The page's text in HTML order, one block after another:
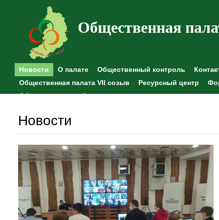
Общественная
Новости О палате Общественный контроль
Общественная палата VII созыв
Ресурсный центр
Общественные наблюдения
Новости